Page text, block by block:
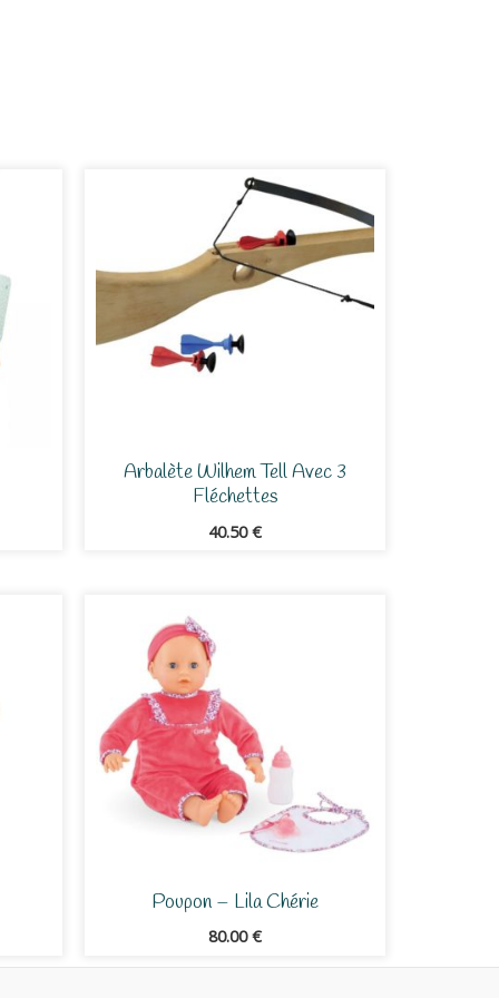
Arbalète Wilhem Tell Avec 3
Fléchettes
40.50€
Poupon – Lila Chérie
80.00€